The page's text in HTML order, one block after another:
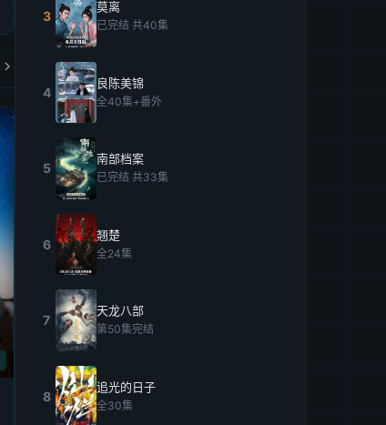
3
莫离
已完结 共40集
4
良陈美锦
全40集+番外
5
南部档案
已完结 共33集
6
翘楚
全24集
7
天龙八部
第50集完结
8
追光的日子
全30集